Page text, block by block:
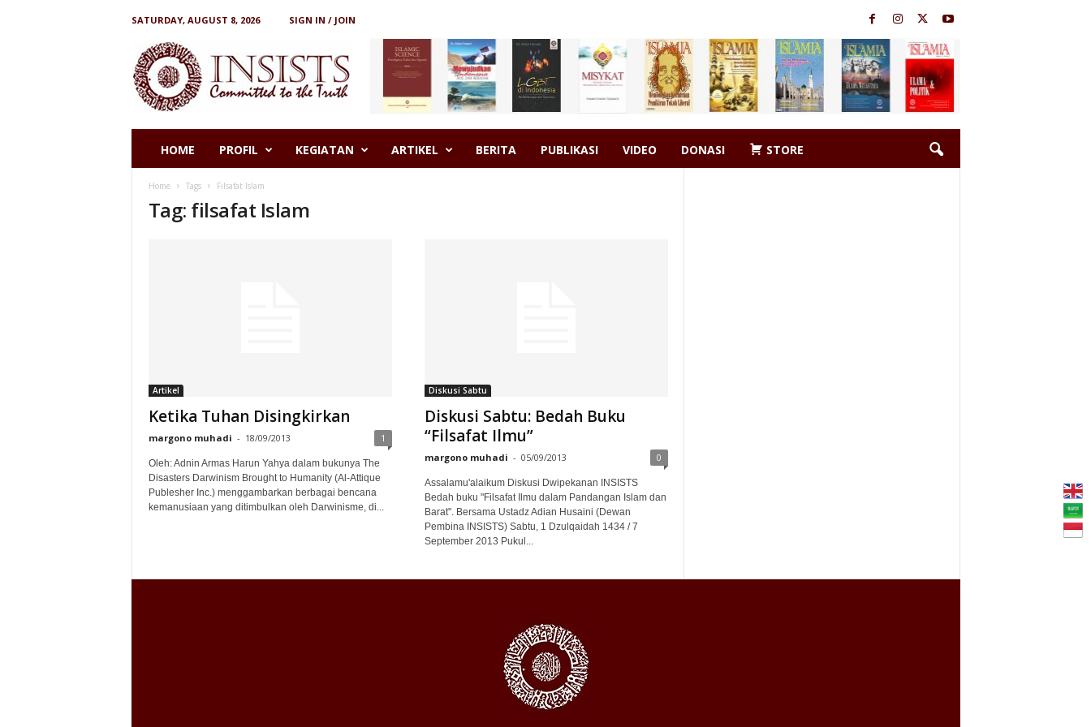
SATURDAY, AUGUST 8, 2026
SIGN IN / JOIN
S
HOME PROFIL KEGIATAN ARTIKEL BERITA PUBLIKASI VIDEO DONASI STORE
Home Tags Filsafat Islam
Tag: filsafat Islam
Artikel
Ketika Tuhan Disingkirkan
margono muhadi - 18/09/2013 1
Oleh: Adnin Armas Harun Yahya dalam bukunya The
Disasters Darwinism Brought to Humanity (Al-Attique
Publesher Inc.) menggambarkan berbagai bencana
kemanusiaan yang ditimbulkan oleh Darwinisme, di...
Diskusi Sabtu
Diskusi Sabtu: Bedah Buku
“Filsafat Ilmu”
margono muhadi - 05/09/2013 0
Assalamu'alaikum Diskusi Dwipekanan INSISTS
Bedah buku "Filsafat Ilmu dalam Pandangan Islam dan
Barat". Bersama Ustadz Adian Husaini (Dewan
Pembina INSISTS) Sabtu, 1 Dzulqaidah 1434 / 7
September 2013 Pukul...